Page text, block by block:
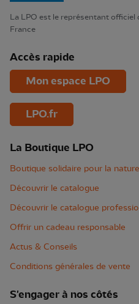
La LPO est le représentant
France
Accès rapide
Mon espace LPO
LPO.fr
La Boutique LPO
Boutique solidaire pour la nature
Découvrir le catalogue
Découvrir le catalogue
Offrir un cadeau responsable
Actus & Conseils
Conditions générales de vente
S'engager à nos côtés